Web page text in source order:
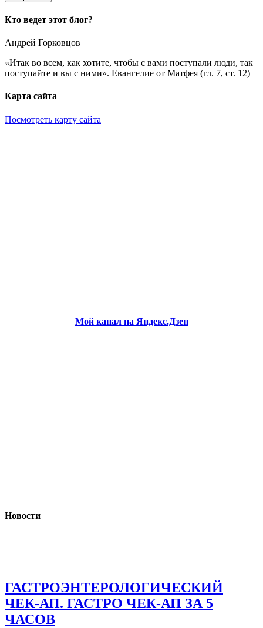
Кто ведет этот блог?
Андрей Горковцов
«Итак во всем, как хотите, чтобы с вами поступали люди, так
поступайте и вы с ними». Евангелие от Матфея (гл. 7, ст. 12)
Карта сайта
Посмотреть карту сайта
Мой канал на Яндекс.Дзен
Новости
ГАСТРОЭНТЕРОЛОГИЧЕСКИЙ
ЧЕК-АП. ГАСТРО ЧЕК-АП ЗА 5
ЧАСОВ